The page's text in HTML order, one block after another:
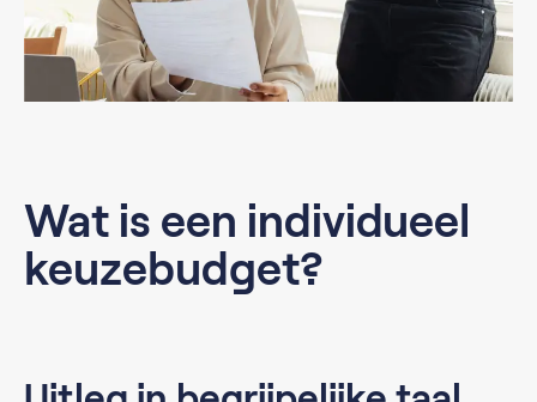
Wat is een individueel
keuzebudget?